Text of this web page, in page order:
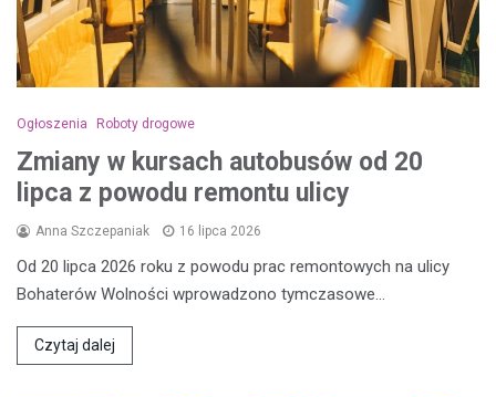
Ogłoszenia Roboty drogowe
Zmiany w kursach autobusów od 20
lipca z powodu remontu ulicy
Anna Szczepaniak 16 lipca 2026
Od 20 lipca 2026 roku z powodu prac remontowych na ulicy
Bohaterów Wolności wprowadzono tymczasowe…
Czytaj dalej